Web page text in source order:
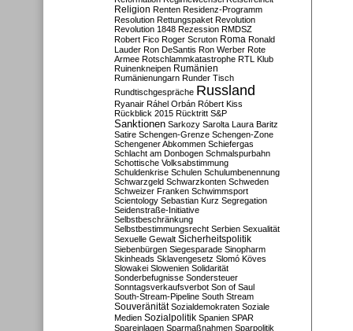
Religion Renten Residenz-Programm
Resolution Rettungspaket Revolution
Revolution 1848 Rezession RMDSZ
Robert Fico Roger Scruton Roma Ronald
Lauder Ron DeSantis Ron Werber Rote
Armee Rotschlammkatastrophe RTL Klub
Ruinenkneipen Rumänien
Rumänienungarn Runder Tisch
Rundtischgespräche Russland
Ryanair Ráhel Orbán Róbert Kiss
Rückblick 2015 Rücktritt S&P
Sanktionen Sarkozy Sarolta Laura Baritz
Satire Schengen-Grenze Schengen-Zone
Schengener Abkommen Schiefergas
Schlacht am Donbogen Schmalspurbahn
Schottische Volksabstimmung
Schuldenkrise Schulen Schulumbenennung
Schwarzgeld Schwarzkonten Schweden
Schweizer Franken Schwimmsport
Scientology Sebastian Kurz Segregation
Seidenstraße-Initiative
Selbstbeschränkung
Selbstbestimmungsrecht Serbien Sexualität
Sexuelle Gewalt Sicherheitspolitik
Siebenbürgen Siegesparade Sinopharm
Skinheads Sklavengesetz Slomó Köves
Slowakei Slowenien Solidarität
Sonderbefugnisse Sondersteuer
Sonntagsverkaufsverbot Son of Saul
South-Stream-Pipeline South Stream
Souveränität Sozialdemokraten Soziale
Medien Sozialpolitik Spanien SPAR
Spareinlagen Sparmaßnahmen Sparpolitik